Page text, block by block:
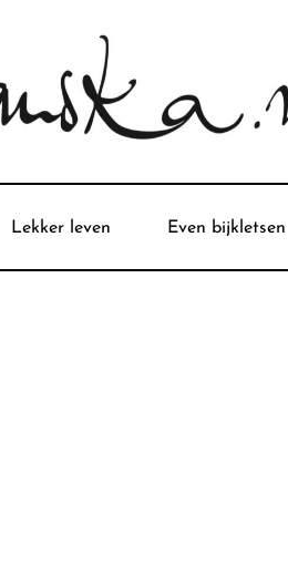
Lekker leven Even bijkletsen